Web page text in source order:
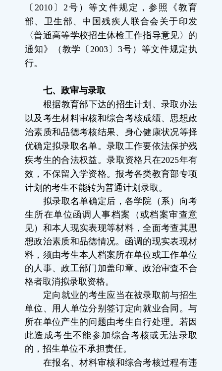
〔2010 〕2号）等文件规定，参照《教育
部、卫生部、中国残疾人联合会关于印发
〈普通高等学校招生体检工作指导意见〉的
通知》（教学〔2003 〕 3号）等文件规定执
行。
七、政审与录取
根据教育部下达的招生计划、录取办法
以及考生材料审核和综合考核成绩、思想政
治素质和品德考核结果、身心健康状况等择
优确定拟录取名单。录取工作要依法保护残
疾考生的合法权益。录取资格只在2025年有
效，不保留入学资格。报考各类教育部专项
计划的考生不能转为普通计划录取。
拟录取名单确定后，各学院（系）向考
生所在单位函调人事档案（或档案审查意
见）和本人现实表现等材料，全面考查其思
想政治素质和品德情况。函调的现实表现材
料，须由考生本人档案所在单位或工作单位
的人事、政工部门加盖印章。政治审查不合
格者取消拟录取资格。
定向就业的考生应当在被录取前与招生
单位、用人单位分别签订定向就业合同。与
所在单位产生的问题由考生自行处理。若因
此造成考生不能参加综合考核或无法录取
的，招生单位不承担责任。
在报名、材料审核和综合考核过程有违